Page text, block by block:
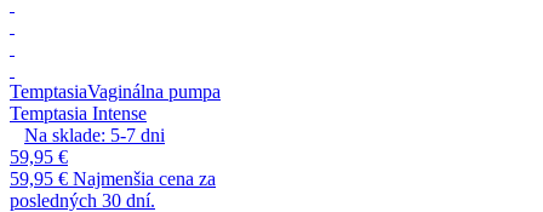
TemptasiaVaginálna pumpa
Temptasia Intense
Na sklade: 5-7 dni
59,95 €
59,95 € Najmenšia cena za
posledných 30 dní.